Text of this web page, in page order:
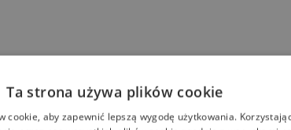
Ta strona używa plików cookie
cookie, aby zapewnić lepszą wygodę użytkowania.